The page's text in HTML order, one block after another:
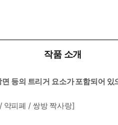
작품 소개
등의 트리거 요소가 포함되어
약피폐 / 쌍방 짝사랑]